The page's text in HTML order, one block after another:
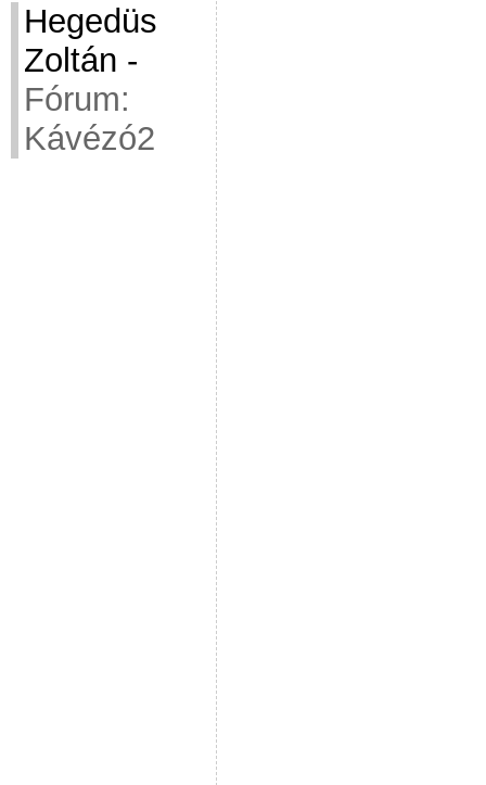
Hegedüs
Zoltán -
Fórum:
Kávézó2